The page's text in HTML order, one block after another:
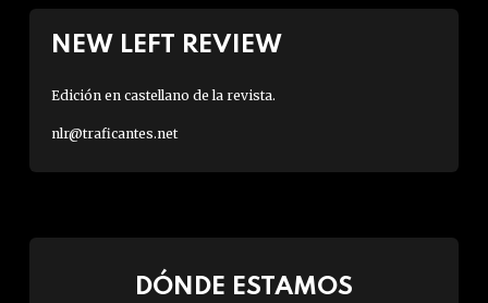
NEW LEFT REVIEW
Edición en castellano de la revista.
nlr@traficantes.net
DÓNDE ESTAMOS